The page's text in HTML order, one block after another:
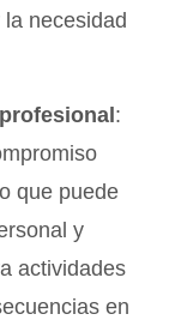
necesidad
:
que puede
y
actividades
en